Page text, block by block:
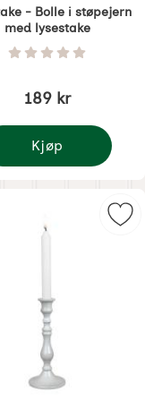
med lysestaker
- Bolle i støpejern
med lysestake
7310
Vurdering: 0
189 kr
Kjøp
- Bolle i
- liten støpejern